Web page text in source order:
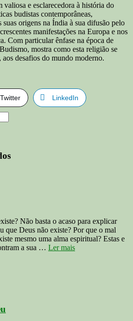
valiosa e esclarecedora à história do
budistas contemporâneas,
suas origens na Índia à sua difusão pelo
manifestações na Europa e nos
Com particular ênfase na época de
mostra como esta religião se
aos desafios do mundo moderno.
Twitter LinkedIn
Não basta o acaso para explicar
que Deus não existe? Por que o mal
mesmo uma alma espiritual? Estas e
a sua … Ler mais